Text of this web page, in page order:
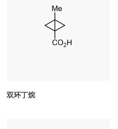
双环丁烷